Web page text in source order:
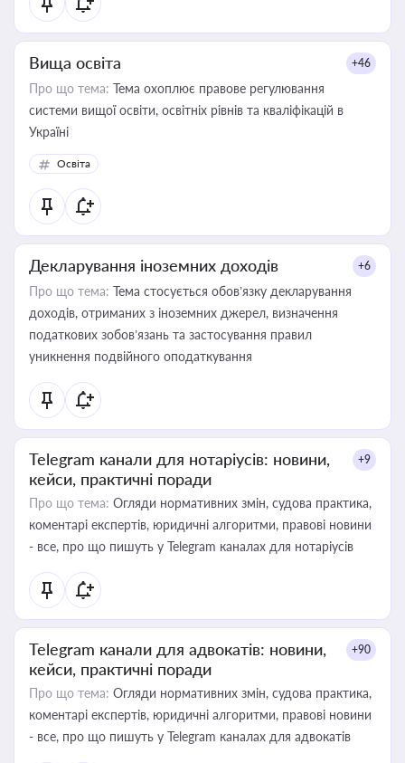
Вища освіта +46
Про що тема: Тема охоплює правове регулювання
системи вищої освіти, освітніх рівнів та кваліфікацій в
Україні
Освіта
Декларування іноземних доходів +6
Про що тема: Тема стосується обов’язку декларування
доходів, отриманих з іноземних джерел, визначення
податкових зобов’язань та застосування правил
уникнення подвійного оподаткування
Telegram канали для нотаріусів: новини,
кейси, практичні поради
+9
Про що тема: Огляди нормативних змін, судова практика,
коментарі експертів, юридичні алгоритми, правові новини
- все, про що пишуть у Telegram каналах для нотаріусів
Telegram канали для адвокатів: новини,
кейси, практичні поради
+90
Про що тема: Огляди нормативних змін, судова практика,
коментарі експертів, юридичні алгоритми, правові новини
- все, про що пишуть у Telegram каналах для адвокатів